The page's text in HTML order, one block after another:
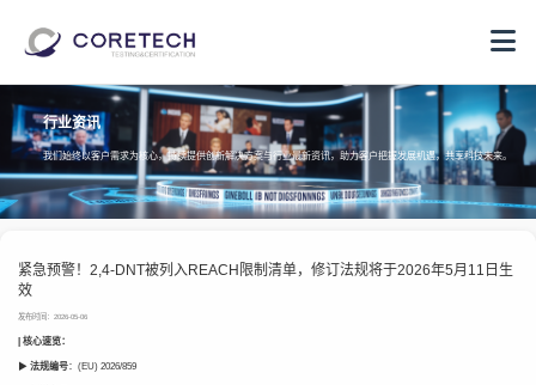
行业资讯
我们始终以客户需求为核心，持续提供创新解决方案与行业最新资讯，助力客户把握发展机遇，共享科技未来。
紧急预警！2,4-DNT被列入REACH限制清单，修订法规将于2026年5月11日生
效
发布时间：2026-05-06
| 核心速览：
▶ 法规编号：(EU) 2026/859